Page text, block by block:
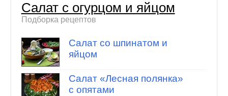
Салат с огурцом и яйцом
Подборка рецептов
Салат со шпинатом и
яйцом
Салат «Лесная полянка»
с опятами